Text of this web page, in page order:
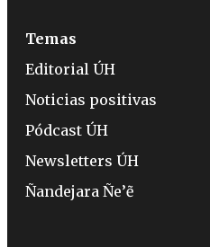
Temas
Editorial ÚH
Noticias positivas
Pódcast ÚH
Newsletters ÚH
Ñandejara Ñe’ẽ